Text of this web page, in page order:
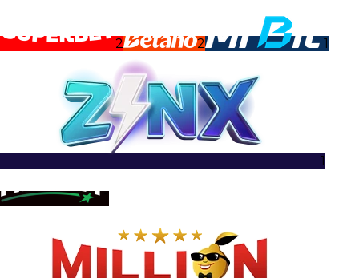
2 2 1
1